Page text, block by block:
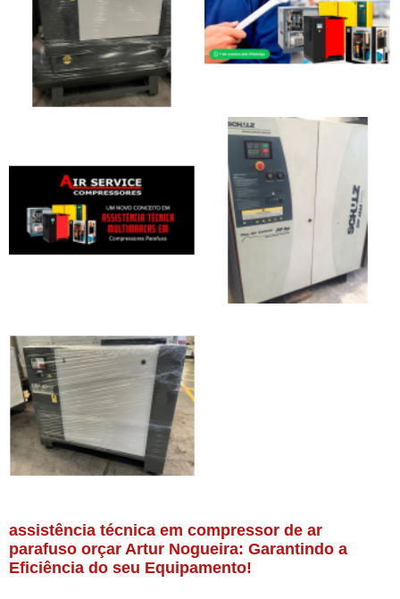
assistência técnica em compressor de ar
parafuso orçar Artur Nogueira: Garantindo a
Eficiência do seu Equipamento!